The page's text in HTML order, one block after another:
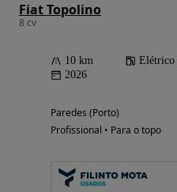
Fiat Topolino
8 cv
10 km Elétrico
2026
Paredes (Porto)
Profissional • Para o topo